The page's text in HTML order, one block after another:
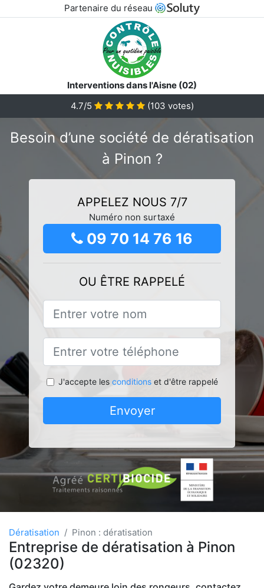
Partenaire du réseau
Interventions dans l'Aisne (02)
4.7/5
(103 votes)
Besoin d’une société de dératisation
à Pinon ?
APPELEZ NOUS 7/7
Numéro non surtaxé
09 70 14 76 16
OU ÊTRE RAPPELÉ
J'accepte les conditionset d'être rappelé
Envoyer
Dératisation Pinon : dératisation
Entreprise de dératisation à Pinon
(02320)